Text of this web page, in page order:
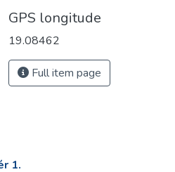
GPS longitude
19.08462
Full item page
1.